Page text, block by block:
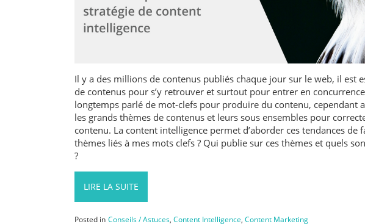
Il y a des millions de contenus publiés chaque jour sur le web, il est
de contenus pour s’y retrouver et surtout pour entrer en
longtemps parlé de mot-clefs pour produire du contenu, cependant
les grands thèmes de contenus et leurs sous ensembles pour
contenu. La content intelligence permet d’aborder ces tendances de
thèmes liés à mes mots clefs ? Qui publie sur ces thèmes et quels
?
LIRE LA SUITE
Posted in Conseils / Astuces, Content Intelligence, Content Marketing